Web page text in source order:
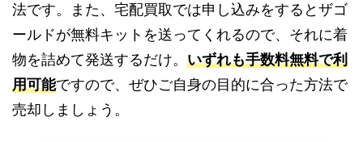
法です。また、宅配買取では申し込みをするとザゴ
ールドが無料キットを送ってくれるので、それに着
物を詰めて発送するだけ。 いずれも手数料無料で利
用可能ですので、ぜひご自身の目的に合った方法で
売却しましょう。